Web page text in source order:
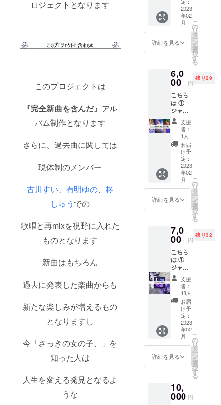
ロジェクトとなります
このプロジェクトは
『完全新曲を含んだ』 アル
バム制作となります
さらに、過去曲に関しては
現体制のメンバー
古川すい、有明ゆの、柊
しゅう での
歌唱と再mixを視野に入れた
ものとなります
新曲はもちろん
過去に発表した楽曲からも
新たな楽しみが増えるもの
となりますし
今「さっきの女の子、」を
知った人は
人生を変える発見となるよ
うな
ヘアメ
イク
アー
ティス
ト
COCO
さまと
マン阿
部拓朗
さまに
よる撮
影を、
全メン
バーで
行いま
COCO
さま：
https://
www.in
stagra
m.com/
cocooo
saki/ 阿
www.in
stagra
m.com/
takuro_
abe/ 過
去柊
しゅう
がソロ
で撮影
してい
ただい
た時の
作品：
https://
www.in
stagra
m.com/
vwsLe3
Zine1冊
と、
2023
年02
月
詳細を見る
こ
の
リ
タ
ー
ン
を
選
択
す
る
6,0
00 円
残り29
こちら
は ①
ジャ
ケット
デザイ
ンス
テッ
カー ②
完成し
たアル
バム
（全メ
ンバー
サイン
入り）
③指定
バーと3
分間お
話がで
きる個
別特典
会 が含
まれて
おりま
特典会
は、
2023年
2月4日
に予定
してお
ります *
他リ
被りま
せん *
ネット
支援
者：
1人
お届
け予
定：
2023
年02
月
詳細を見る
こ
の
リ
タ
ー
ン
を
選
択
す
る
7,0
00 円
残り32
こちら
は ①
ジャ
ケット
デザイ
ンス
テッ
カー ②
ジャ
ケット
デザイ
ンポス
ター
（全メ
ンバー
サイン
③完成
したア
ルバム
支援
者：
18人
お届
け予
定：
2023
年02
月
詳細を見る
こ
の
リ
タ
ー
ン
を
選
択
す
る
10,
000 円